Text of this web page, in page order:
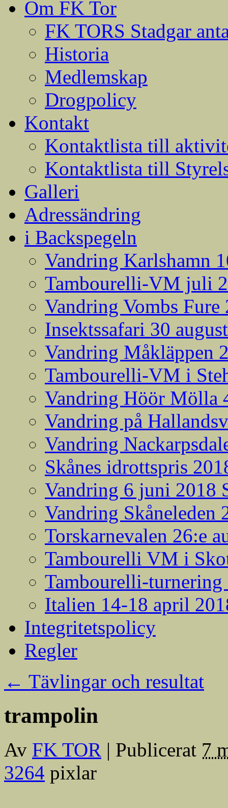
Om FK Tor
FK TORS Stadgar
Historia
Medlemskap
Drogpolicy
Kontakt
Kontaktlista till
Kontaktlista till
Galleri
Adressändring
i Backspegeln
Vandring Karlshamn
Tambourelli-VM juli
Vandring Vombs
Insektssafari 30
Vandring Måkläppen
Tambourelli-VM i
Vandring Höör Mölla
Vandring på
Vandring
Skånes idrottspris
Vandring 6 juni 2018
Vandring Skåneleden
Torskarnevalen 26:e
Tambourelli VM i
Tambourelli-turnering
Italien 14-18 april
Integritetspolicy
Regler
← Tävlingar och resultat
trampolin
Av FK TOR | Publicerat 7
3264 pixlar